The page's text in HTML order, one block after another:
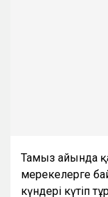
Тамыз айында
мерекелерге
күндері күтіп